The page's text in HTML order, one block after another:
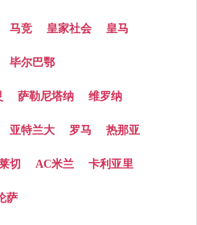
马竞 皇家社会 皇马
毕尔巴鄂
萨勒尼塔纳 维罗纳
亚特兰大 罗马 热那亚
切 AC米兰 卡利亚里
萨